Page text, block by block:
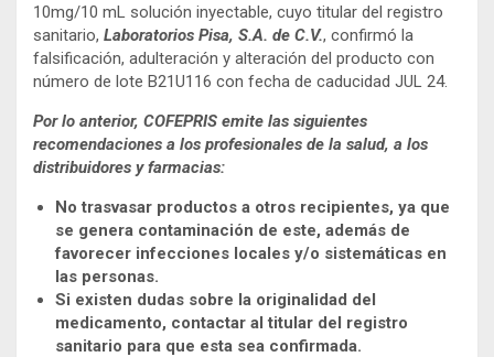
10mg/10 mL solución inyectable, cuyo titular del registro
sanitario, Laboratorios Pisa, S.A. de C.V., confirmó la
falsificación, adulteración y alteración del producto con
número de lote B21U116 con fecha de caducidad JUL 24.
Por lo anterior, COFEPRIS emite las siguientes
recomendaciones a los profesionales de la salud, a los
distribuidores y farmacias:
No trasvasar productos a otros recipientes, ya que
se genera contaminación de este, además de
favorecer infecciones locales y/o sistemáticas en
las personas.
Si existen dudas sobre la originalidad del
medicamento, contactar al titular del registro
sanitario para que esta sea confirmada.